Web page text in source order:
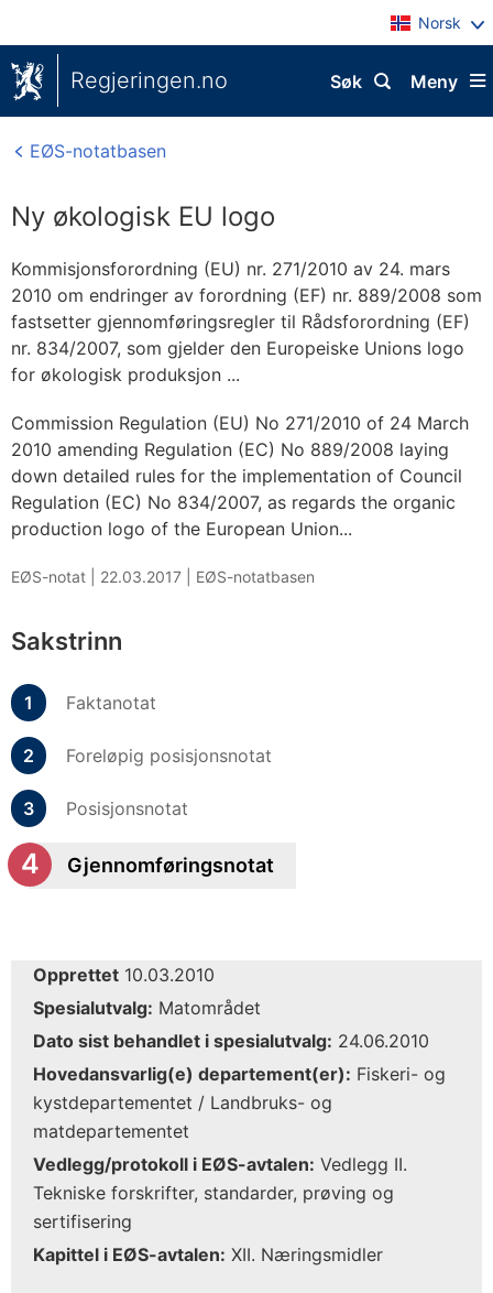
Norsk
Regjeringen.no Meny
Søk
EØS-notatbasen
Ny økologisk EU logo
Kommisjonsforordning (EU) nr. 271/2010 av 24. mars
2010 om endringer av forordning (EF) nr. 889/2008 som
fastsetter gjennomføringsregler til Rådsforordning (EF)
nr. 834/2007, som gjelder den Europeiske Unions logo
for økologisk produksjon ...
Commission Regulation (EU) No 271/2010 of 24 March
2010 amending Regulation (EC) No 889/2008 laying
down detailed rules for the implementation of Council
Regulation (EC) No 834/2007, as regards the organic
production logo of the European Union...
EØS-notat | 22.03.2017 EØS-notatbasen
Sakstrinn
Faktanotat
Foreløpig posisjonsnotat
Posisjonsnotat
Gjennomføringsnotat
Opprettet 10.03.2010
Spesialutvalg: Matområdet
Dato sist behandlet i spesialutvalg: 24.06.2010
Hovedansvarlig(e) departement(er): Fiskeri- og
kystdepartementet / Landbruks- og
matdepartementet
Vedlegg/protokoll i EØS-avtalen: Vedlegg II.
Tekniske forskrifter, standarder, prøving og
sertifisering
Kapittel i EØS-avtalen: XII. Næringsmidler